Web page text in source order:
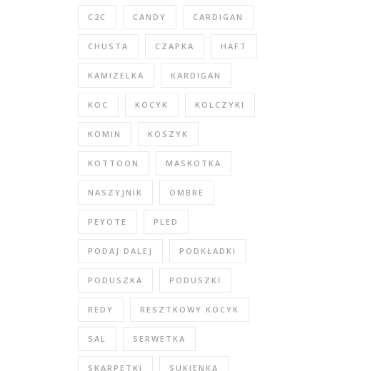
C2C CANDY CARDIGAN
CHUSTA CZAPKA HAFT
KAMIZELKA KARDIGAN
KOC KOCYK KOLCZYKI
KOMIN KOSZYK
KOTTOON MASKOTKA
NASZYJNIK OMBRE
PEYOTE PLED
PODAJ DALEJ PODKŁADKI
PODUSZKA PODUSZKI
REDY RESZTKOWY KOCYK
SAL SERWETKA
SKARPETKI SUKIENKA